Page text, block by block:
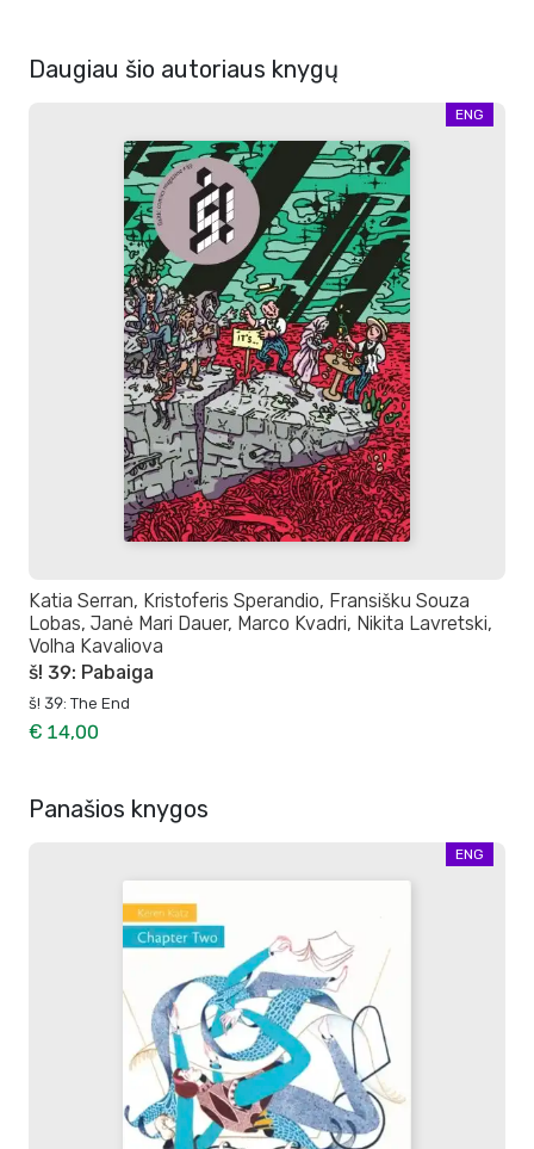
Daugiau šio autoriaus knygų
ENG
Katia Serran, Kristoferis Sperandio, Fransišku Souza
Lobas, Janė Mari Dauer, Marco Kvadri, Nikita Lavretski,
Volha Kavaliova
š! 39: Pabaiga
š! 39: The End
€ 14,00
Panašios knygos
ENG